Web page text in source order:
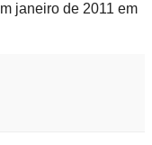
janeiro de 2011 em